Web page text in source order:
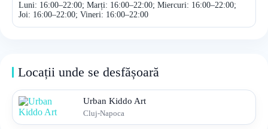
Luni: 16:00–22:00; Marți: 16:00–22:00; Miercuri: 16:00–22:00;
Joi: 16:00–22:00; Vineri: 16:00–22:00
Locații unde se desfășoară
Urban Kiddo Art
Cluj-Napoca